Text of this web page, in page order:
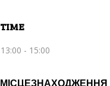
TIME
13:00 - 15:00
МІСЦЕЗНАХОДЖЕННЯ